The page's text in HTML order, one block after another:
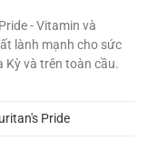
- Vitamin và
lành mạnh cho sức
Kỳ và trên toàn cầu.
Pride